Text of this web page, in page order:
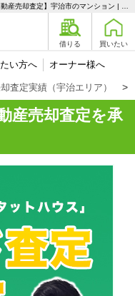
借りる 買いたい
い方へ オーナー様へ
査定実績（宇治エリア）
産売却査定を承